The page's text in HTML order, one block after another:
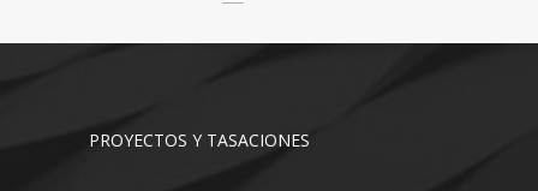
PROYECTOS Y TASACIONES